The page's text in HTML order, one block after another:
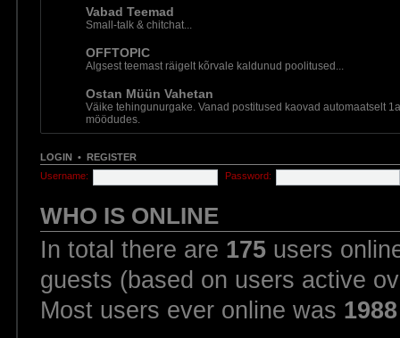
Vabad Teemad
Small-talk & chitchat...
OFFTOPIC
Algsest teemast räigelt kõrvale kaldunud poolitused...
Ostan Müün Vahetan
Väike tehingunurgake. Vanad postitused kaovad automaatselt
möödudes.
LOGIN • REGISTER
Username:
Password:
WHO IS ONLINE
In total there are 175 users
guests (based on users active
Most users ever online was 1988